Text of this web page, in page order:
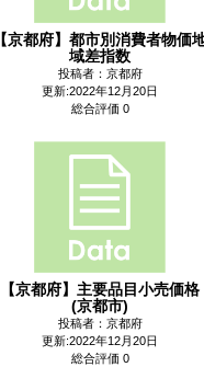
【京都府】都市別消費者物価
域差指数
投稿者：京都府
更新:2022年12月20日
総合評価 0
【京都府】主要品目小売価格
(京都市)
投稿者：京都府
更新:2022年12月20日
総合評価 0